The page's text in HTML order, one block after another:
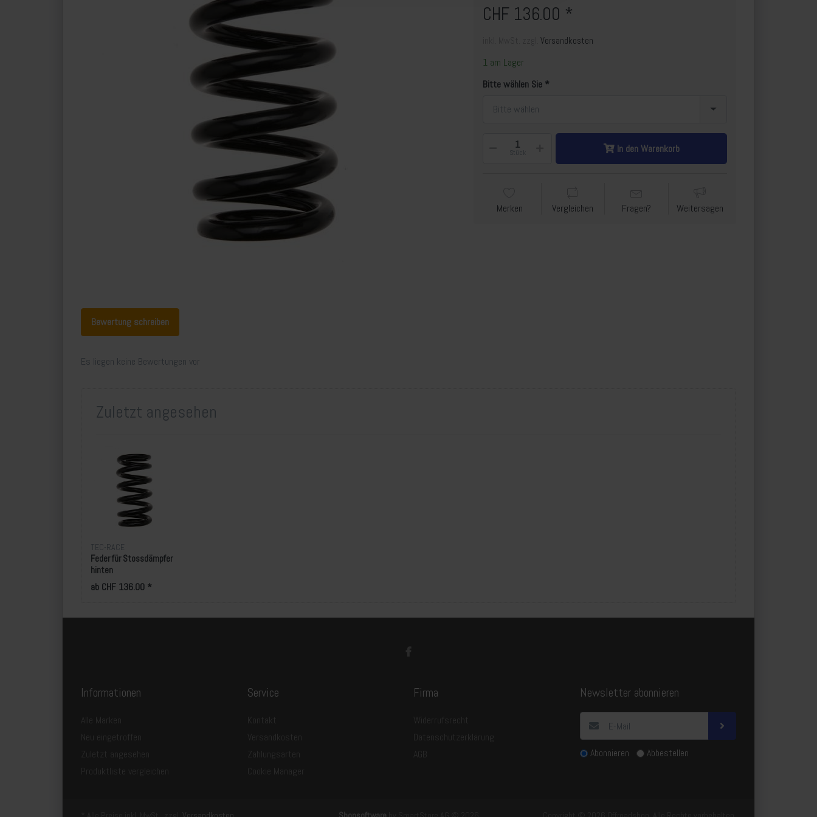
CHF 136.00 *
inkl. MwSt. zzgl.Versandkosten
1 am Lager
Bitte wählen Sie
Bitte wählen
Stück In den Warenkorb
Merken Vergleichen Fragen? Weitersagen
Bewertung schreiben
Es liegen keine Bewertungen vor
Zuletzt angesehen
TEC-RACE
Feder für Stossdämpfer
hinten
ab CHF 136.00 *
Informationen Service Firma Newsletter abonnieren
Abonnieren Abbestellen